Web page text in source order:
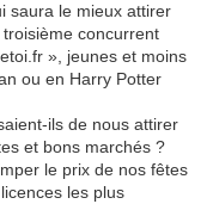
saura le mieux attirer
concurrent
», jeunes et moins
ou en Harry Potter
ils de nous attirer
et bons marchés ?
le prix de nos fêtes
les plus